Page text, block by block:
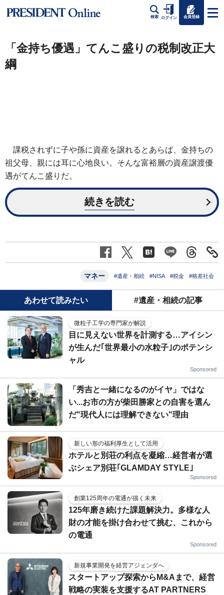
検索 ログイン 会員登録
「金持ち優遇」てんこ盛りの税制改正大
綱
課税されずに子や孫に資産を譲れるとあらば、金持ちの
祖父母、親には耳に心地良い。そんな富裕層の資産譲渡優
遇がてんこ盛りだ。
続きを読む
マネー #遺産・相続 #NISA #税金 #格差社会
あわせて読みたい #遺産・相続の記事
微粒子工学の専門家が解説
目に見えない世界を計測する…アイシン
が生んだ｢世界最小の水粒子｣のポテンシ
ャル
Sponsored
「秀吉と一緒になるのがイヤ」ではな
い...お市の方が柴田勝家との自害を選ん
だ"現代人には理解できない"理由
新しい形の福利厚生として活用
ホテルと別荘の利点を凝縮…経営者が選
ぶシェア別荘｢GLAMDAY STYLE｣
Sponsored
創業125周年の電通が描く未来
125年磨き続けた課題解決力。多様な人
財の才能を掛け合わせて挑む、これから
の電通
Sponsored
新規事業開発を経営アジェンダへ
スタートアップ探索からM&Aまで、経営
戦略の実装を支援するAT PARTNERS